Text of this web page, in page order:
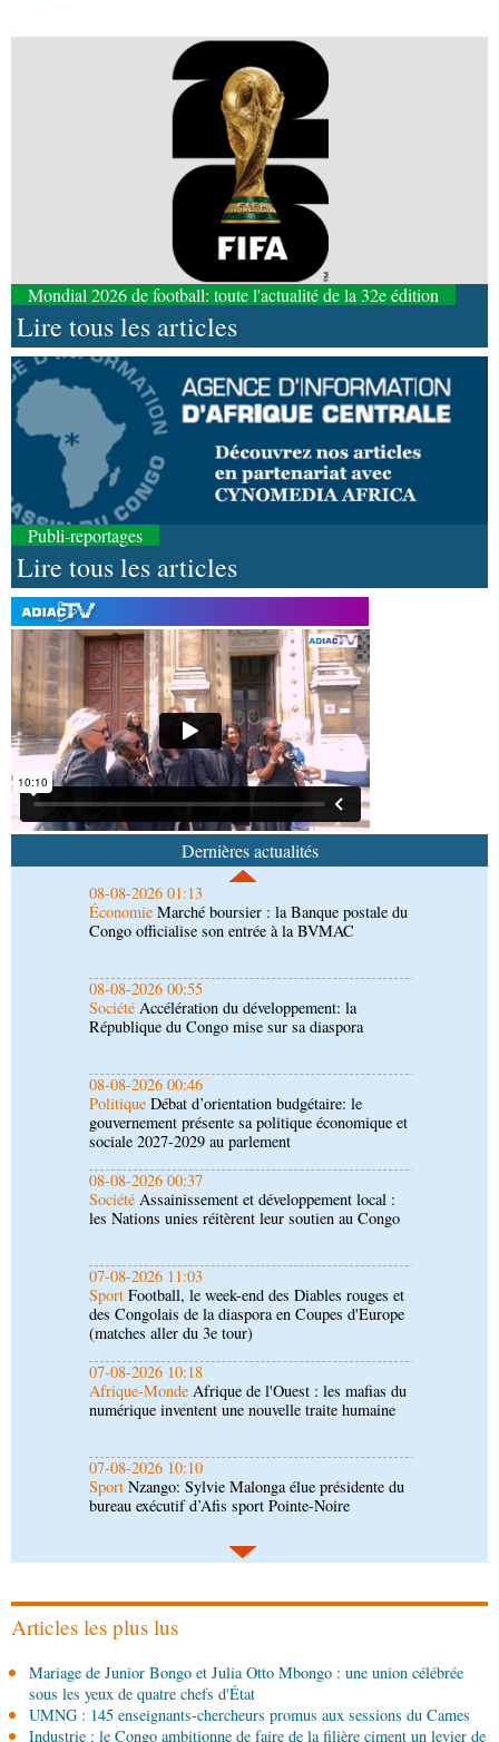
Mondial 2026 de football: toute l'actualité de la 32e édition
Lire tous les articles
Publi-reportages
Lire tous les articles
Dernières actualités
08-08-2026 01:25
EnvironnementForêts : des techniciens formés à
l'utilisation d'un logiciel d'évaluation des
émissions
08-08-2026 01:18
Afrique-MondeCongo-Mali : les deux pays
envisagent le renforcement de leur coopération
agricole
Marché boursier : la Banque postale du
Congo officialise son entrée à la BVMAC
08-08-2026 00:55
SociétéAccélération du développement: la
République du Congo mise sur sa diaspora
08-08-2026 00:46
PolitiqueDébat d’orientation budgétaire: le
gouvernement présente sa politique économique et
08-08-2026 00:37
SociétéAssainissement et développement local :
les Nations unies réitèrent leur soutien au Congo
07-08-2026 11:03
SportFootball, le week-end des Diables rouges et
des Congolais de la diaspora en Coupes d'Europe
07-08-2026 10:18
Afrique-MondeAfrique de l'Ouest : les mafias du
numérique inventent une nouvelle traite humaine
07-08-2026 10:10
SportNzango: Sylvie Malonga élue présidente du
bureau exécutif d’Afis sport Pointe-Noire
06-08-2026 16:30
SociétéDiaspora : rencontre des Congolais de
l'étranger à Brazzaville
06-08-2026 15:30
lance la deuxième édition de la Grande foire
agricole du Congo
SociétéUMNG : 145 enseignants-chercheurs
promus aux sessions du Cames
Articles les plus lus
Mariage de Junior Bongo et Julia Otto Mbongo : une union célébrée
sous les yeux de quatre chefs d'État
UMNG : 145 enseignants-chercheurs promus aux sessions du Cames
Industrie : le Congo ambitionne de faire de la filière ciment un levier de